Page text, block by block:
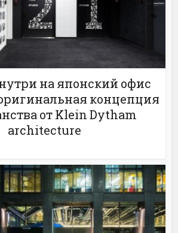
на японский офис
концепция
от Klein Dytham
architecture